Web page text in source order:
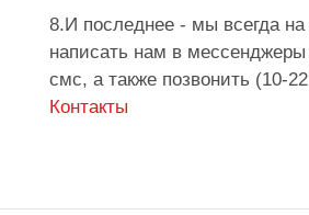
8.И последнее - мы всегда
написать нам в мессенджеры
смс, а также позвонить (10-
Контакты